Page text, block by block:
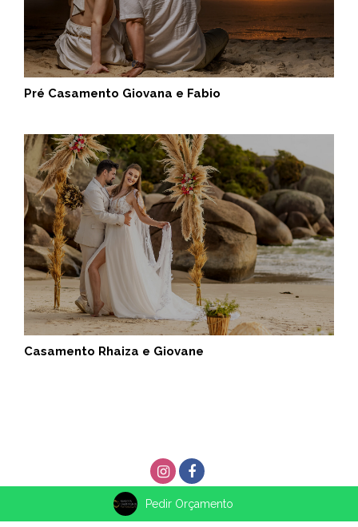
Pré Casamento Giovana e Fabio
Casamento Rhaiza e Giovane
Pedir Orçamento